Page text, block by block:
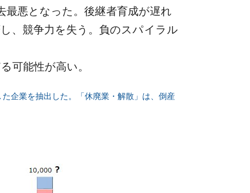
最悪となった。後継者育成が遅れ
、競争力を失う。負のスパイラル
可能性が高い。
企業を抽出した。「休廃業・解散」は、倒産